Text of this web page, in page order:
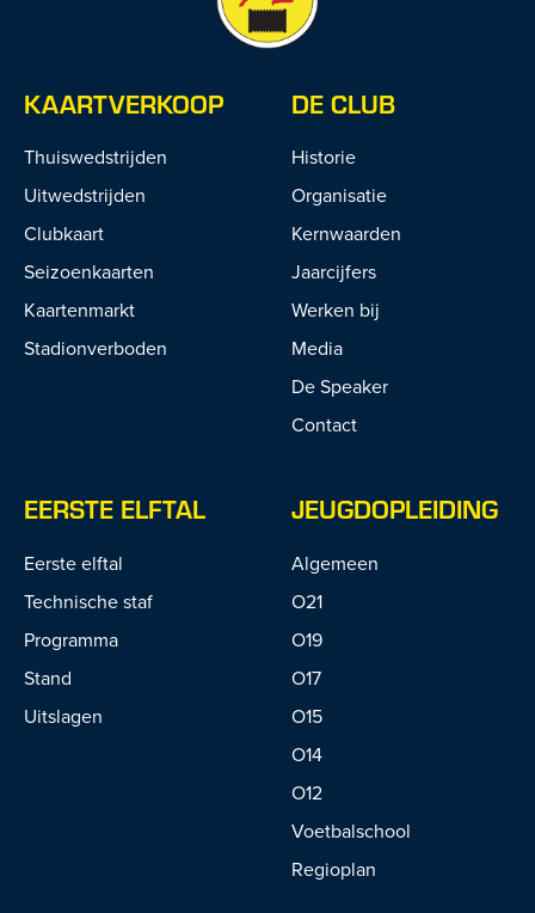
KAARTVERKOOP
Thuiswedstrijden
Uitwedstrijden
Clubkaart
Seizoenkaarten
Kaartenmarkt
Stadionverboden
DE CLUB
Historie
Organisatie
Kernwaarden
Jaarcijfers
Werken bij
Media
De Speaker
Contact
EERSTE ELFTAL
Eerste elftal
Technische staf
Programma
Stand
Uitslagen
JEUGDOPLEIDING
Algemeen
O21
O19
O17
O15
O14
O12
Voetbalschool
Regioplan